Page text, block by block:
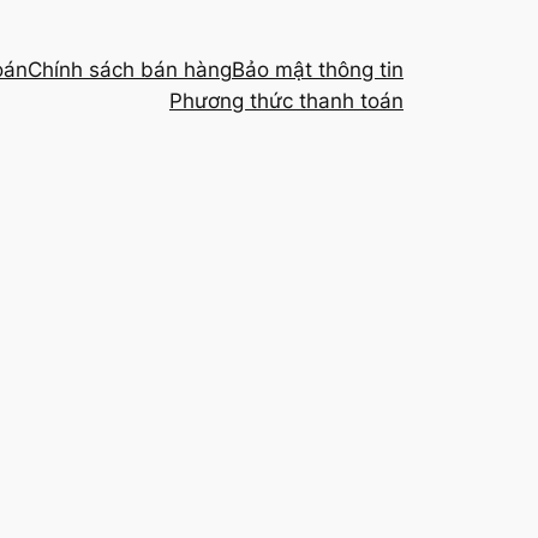
Chính sách bán hàngBảo mật thông tin
Phương thức thanh toán